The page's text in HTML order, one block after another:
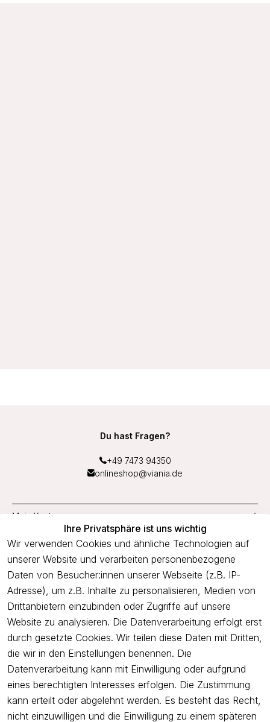
Ihre Privatsphäre ist uns wichtig
Wir verwenden Cookies und ähnliche Technologien auf
unserer Website und verarbeiten personenbezogene
Daten von Besucher:innen unserer Webseite (z.B. IP-
Adresse), um z.B. Inhalte zu personalisieren, Medien von
Drittanbietern einzubinden oder Zugriffe auf unsere
Website zu analysieren. Die Datenverarbeitung erfolgt erst
durch gesetzte Cookies. Wir teilen diese Daten mit Dritten,
die wir in den Einstellungen benennen. Die
Datenverarbeitung kann mit Einwilligung oder aufgrund
eines berechtigten Interesses erfolgen. Die Zustimmung
kann erteilt oder abgelehnt werden. Es besteht das Recht,
nicht einzuwilligen und die Einwilligung zu einem späteren
Du hast Fragen?
+49 7473 94350
onlineshop@viania.de
Mein Konto
Service
Unternehmen
Newsletter
Freue dich über 5€ Rabatt bei deiner nächsten Bestellung und
profitiere von Angeboten.
Newsletter abonnieren